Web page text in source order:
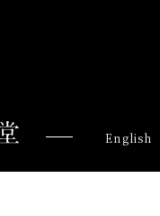
English